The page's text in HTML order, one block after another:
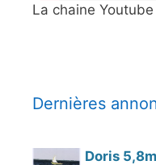
La chaine
Dernières
Doris 5,8m